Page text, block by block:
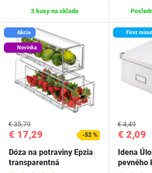
3 kusy na sklade
Akcia
Novinka
€ 17,29
€ 35,79
-52 %
Dóza na potraviny Epzia
transparentná
First
€ 2,09
€ 4,49
Idena
pevného